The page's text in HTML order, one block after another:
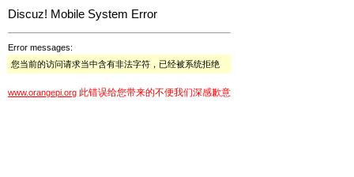
Discuz! Mobile System Error
Error messages:
您当前的访问请求当中含有非法字符，已经被系统拒绝
www.orangepi.org 此错误给您带来的不便我们深感歉意